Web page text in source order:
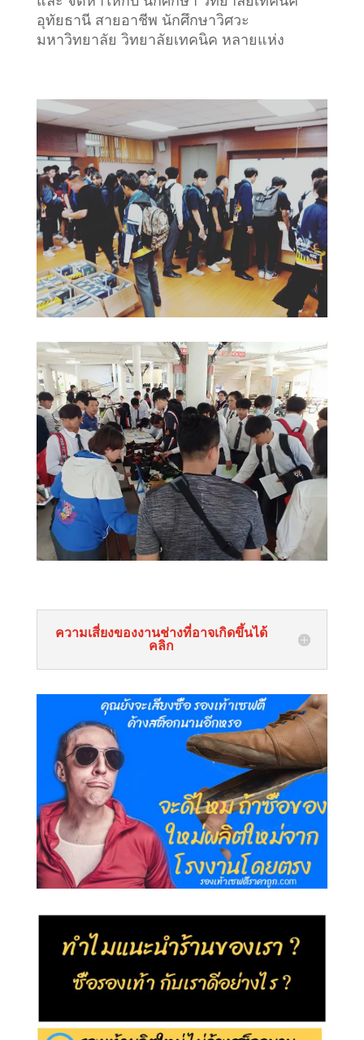
อุทัยธานี สายอาชีพ นักศึกษาวิศวะ
มหาวิทยาลัย วิทยาลัยเทคนิค หลายแห่ง
ความเสี่ยงของงานช่างที่อาจเกิดขึ้นได้
คลิก